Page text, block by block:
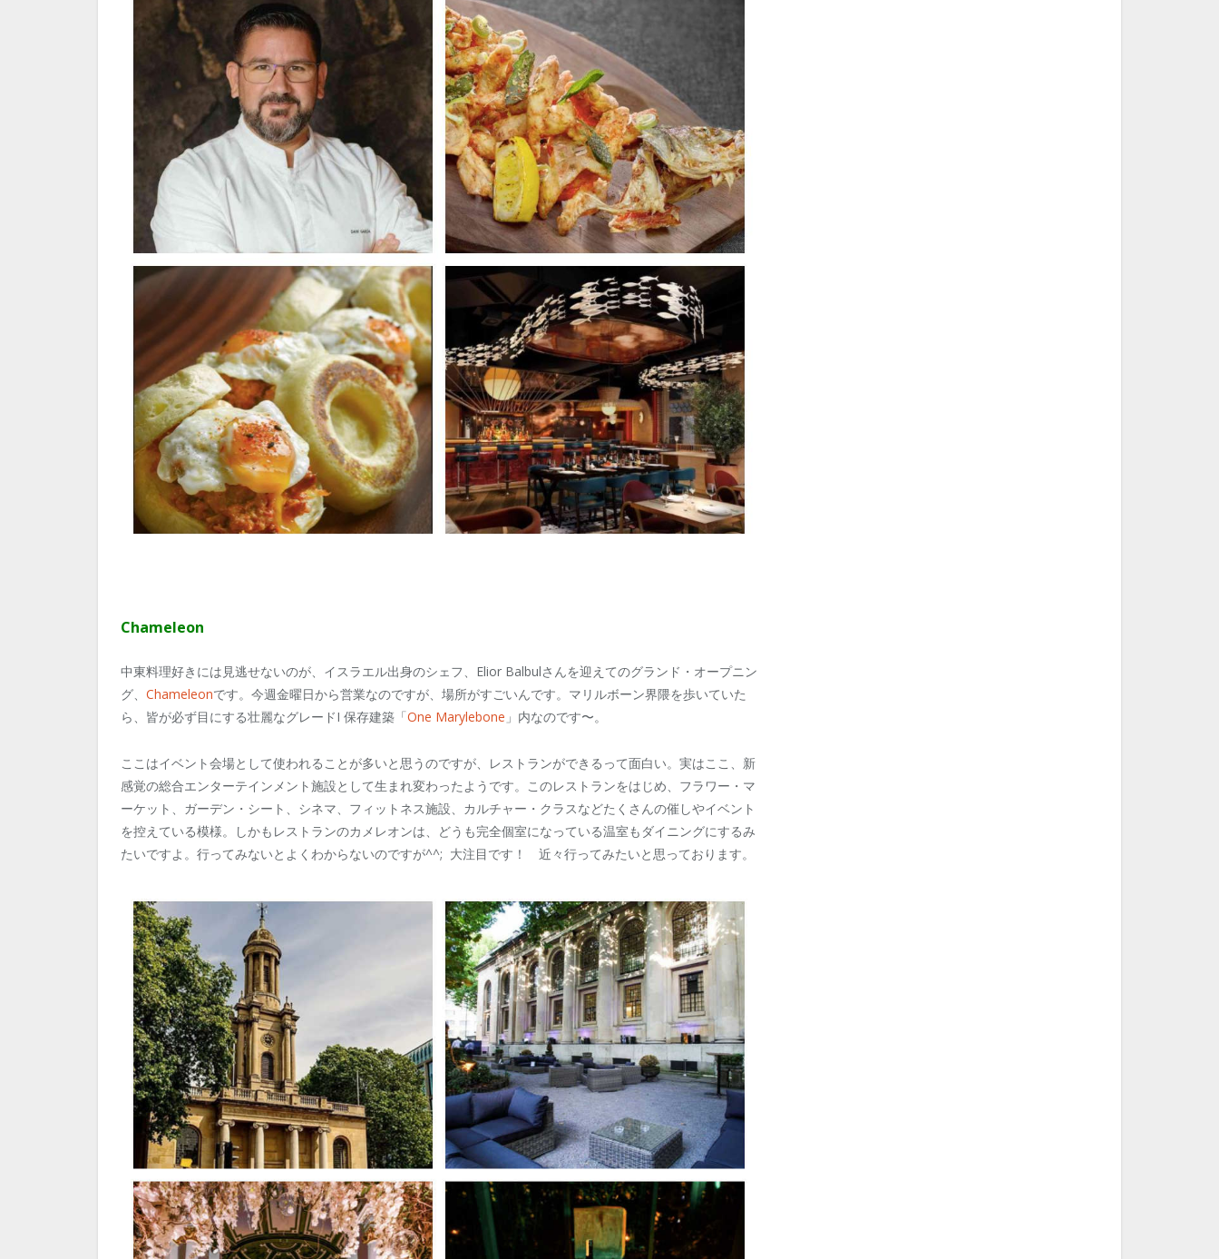
Chameleon
中東料理好きには見逃せないのが、イスラエル出身のシェフ、Elior Balbulさんを迎えてのグランド・オープニン
グ、 Chameleonです。今週金曜日から営業なのですが、場所がすごいんです。マリルボーン界隈を歩いていた
ら、皆が必ず目にする壮麗なグレードI 保存建築「One Marylebone 」内なのです〜。
ここはイベント会場として使われることが多いと思うのですが、レストランができるって面白い。実はここ、新
感覚の総合エンターテインメント施設として生まれ変わったようです。このレストランをはじめ、フラワー・マ
ーケット、ガーデン・シート、シネマ、フィットネス施設、カルチャー・クラスなどたくさんの催しやイベント
を控えている模様。しかもレストランのカメレオンは、どうも完全個室になっている温室もダイニングにするみ
たいですよ。行ってみないとよくわからないのですが^^; 大注目です！ 近々行ってみたいと思っております。